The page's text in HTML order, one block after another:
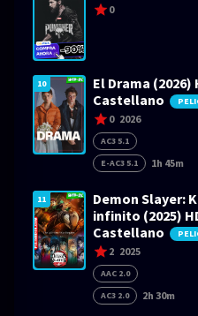
0
10
El Drama (2026)
Castellano
0 2026
AC3 5.1
E-AC3 5.1
1h 45m
11
Demon Slayer:
infinito (2025)
Castellano
2 2025
AAC 2.0
AC3 2.0
2h 30m